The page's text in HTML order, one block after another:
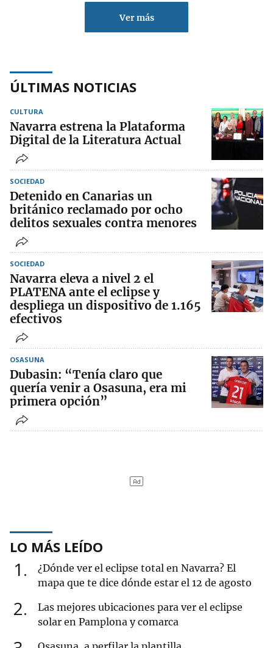
Ver más
ÚLTIMAS NOTICIAS
CULTURA
Navarra estrena la Plataforma
Digital de la Literatura Actual
SOCIEDAD
Detenido en Canarias un
británico reclamado por ocho
delitos sexuales contra menores
SOCIEDAD
Navarra eleva a nivel 2 el
PLATENA ante el eclipse y
despliega un dispositivo de 1.165
efectivos
OSASUNA
Dubasin: “Tenía claro que
quería venir a Osasuna, era mi
primera opción”
LO MÁS LEÍDO
1
¿Dónde ver el eclipse total en Navarra? El
mapa que te dice dónde estar el 12 de agosto
2
Las mejores ubicaciones para ver el eclipse
solar en Pamplona y comarca